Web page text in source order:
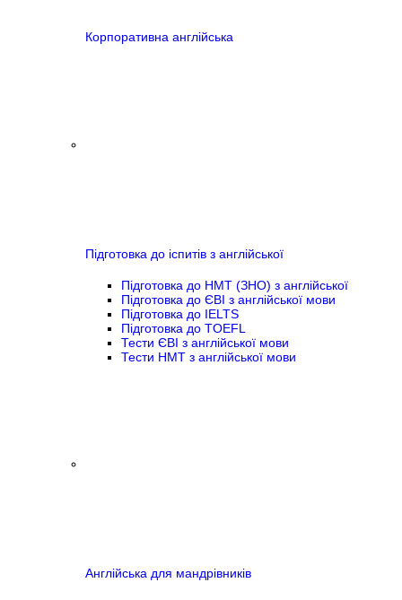
Корпоративна англійська
Підготовка до іспитів з англійської
Підготовка до НМТ (ЗНО) з англійської
Підготовка до ЄВІ з англійської мови
Підготовка до IELTS
Підготовка до TOEFL
Тести ЄВІ з англійської мови
Тести НМТ з англійської мови
Англійська для мандрівників